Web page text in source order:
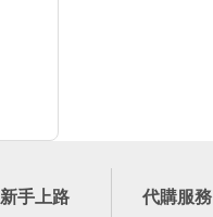
新手上路 代購服務